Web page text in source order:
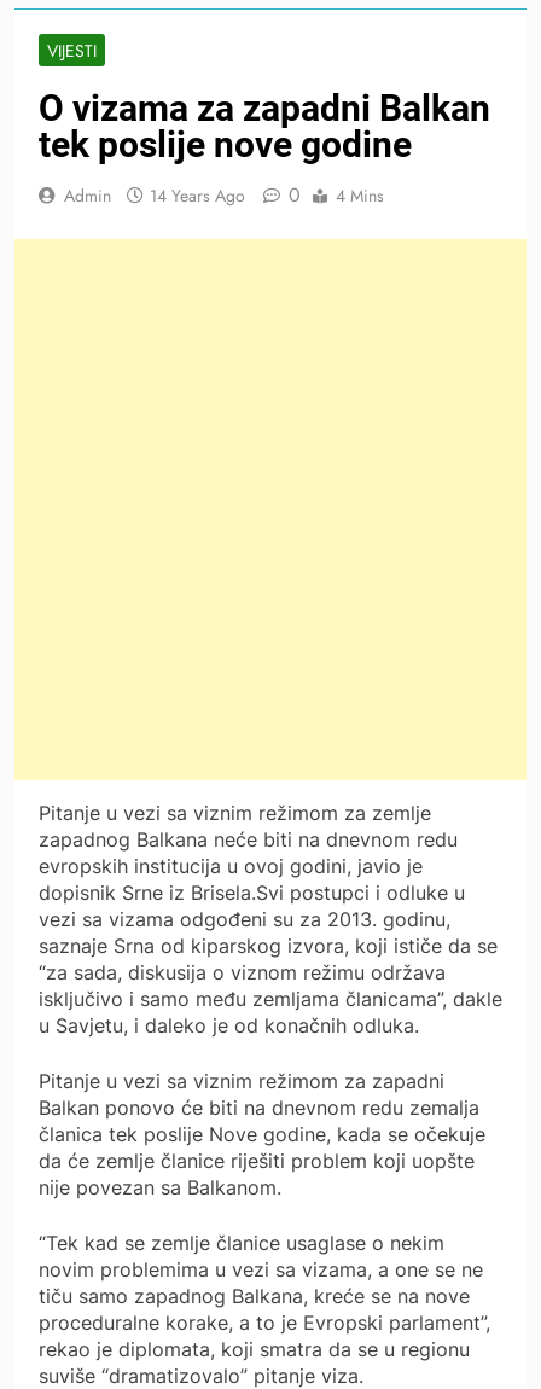
VIJESTI
O vizama za zapadni Balkan
tek poslije nove godine
Admin 14 Years Ago 0 4 Mins
Pitanje u vezi sa viznim režimom za zemlje
zapadnog Balkana neće biti na dnevnom redu
evropskih institucija u ovoj godini, javio je
dopisnik Srne iz Brisela.Svi postupci i odluke u
vezi sa vizama odgođeni su za 2013. godinu,
saznaje Srna od kiparskog izvora, koji ističe da se
“za sada, diskusija o viznom režimu održava
isključivo i samo među zemljama članicama”, dakle
u Savjetu, i daleko je od konačnih odluka.
Pitanje u vezi sa viznim režimom za zapadni
Balkan ponovo će biti na dnevnom redu zemalja
članica tek poslije Nove godine, kada se očekuje
da će zemlje članice riješiti problem koji uopšte
nije povezan sa Balkanom.
“Tek kad se zemlje članice usaglase o nekim
novim problemima u vezi sa vizama, a one se ne
tiču samo zapadnog Balkana, kreće se na nove
proceduralne korake, a to je Evropski parlament”,
rekao je diplomata, koji smatra da se u regionu
suviše “dramatizovalo” pitanje viza.